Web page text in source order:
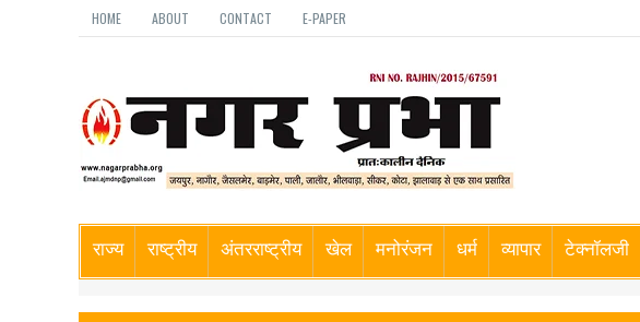
HOME ABOUT CONTACT E-PAPER
राज्य राष्ट्रीय अंतरराष्ट्रीय खेल मनोरंजन धर्म व्यापार टेक्नॉलजी